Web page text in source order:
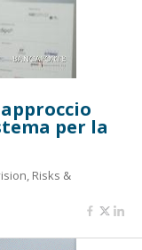
per la
Risks &